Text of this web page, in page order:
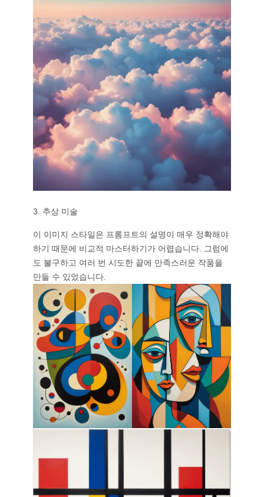
3. 추상 미술
이 이미지 스타일은 프롬프트의 설명이 매우 정확해야
하기 때문에 비교적 마스터하기가 어렵습니다. 그럼에
도 불구하고 여러 번 시도한 끝에 만족스러운 작품을
만들 수 있었습니다.